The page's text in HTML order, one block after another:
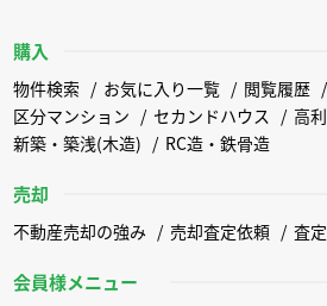
購入
物件検索 お気に入り一覧 閲覧履歴
区分マンション
セカンドハウス
高
新築・築浅(木造)
RC造・鉄骨造
売却
不動産売却の強み 売却査定依頼 査
会員様メニュー